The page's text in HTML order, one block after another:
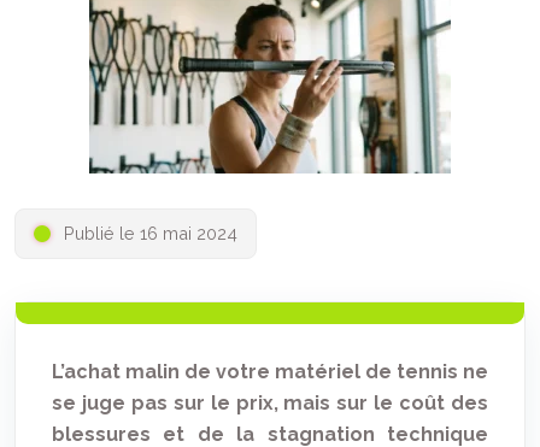
Publié le 16 mai 2024
L’achat malin de votre matériel de tennis ne
se juge pas sur le prix, mais sur le coût des
blessures et de la stagnation technique